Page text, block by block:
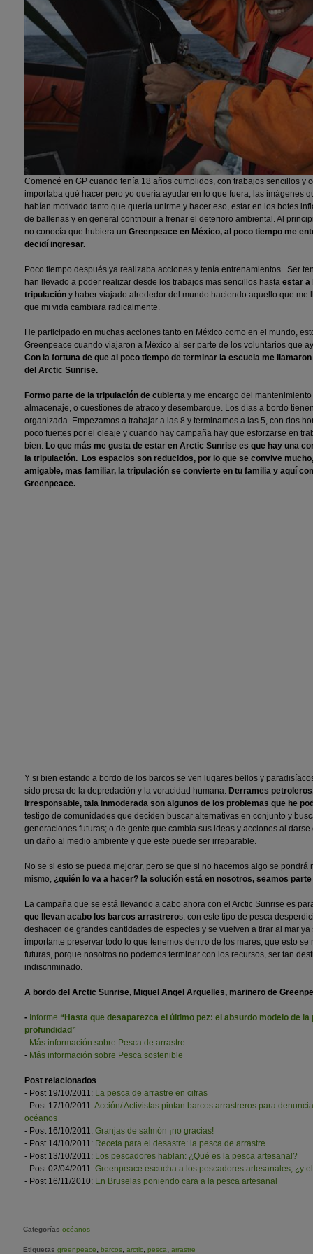
Comencé en GP cuando tenía 18 años cumplidos, con trabajos sencillos y
importaba qué hacer pero yo quería ayudar en lo que fuera, las imágenes
habían motivado tanto que quería unirme y hacer eso, estar en los botes
de ballenas y en general contribuir a frenar el deterioro ambiental. Al
no conocía que hubiera un Greenpeace en México, al poco tiempo me
decidí ingresar.
Poco tiempo después ya realizaba acciones y tenía entrenamientos. Ser
han llevado a poder realizar desde los trabajos mas sencillos hasta estar a
tripulación y haber viajado alrededor del mundo haciendo aquello que me
que mi vida cambiara radicalmente.
He participado en muchas acciones tanto en México como en el mundo,
Greenpeace cuando viajaron a México al ser parte de los voluntarios que
Con la fortuna de que al poco tiempo de terminar la escuela me
del Arctic Sunrise.
Formo parte de la tripulación de cubierta y me encargo del
almacenaje, o cuestiones de atraco y desembarque. Los días a bordo
organizada. Empezamos a trabajar a las 8 y terminamos a las 5, con dos
poco fuertes por el oleaje y cuando hay campaña hay que esforzarse en
bien. Lo que más me gusta de estar en Arctic Sunrise es que hay una
la tripulación. Los espacios son reducidos, por lo que se convive
amigable, mas familiar, la tripulación se convierte en tu familia y aquí
Greenpeace.
Y si bien estando a bordo de los barcos se ven lugares bellos y
sido presa de la depredación y la voracidad humana. Derrames
irresponsable, tala inmoderada son algunos de los problemas que he
testigo de comunidades que deciden buscar alternativas en conjunto y
generaciones futuras; o de gente que cambia sus ideas y acciones al
un daño al medio ambiente y que este puede ser irreparable.
No se si esto se pueda mejorar, pero se que si no hacemos algo se pondrá
mismo, ¿quién lo va a hacer? la solución está en nosotros, seamos
La campaña que se está llevando a cabo ahora con el Arctic Sunrise es
que llevan acabo los barcos arrastreros, con este tipo de pesca
deshacen de grandes cantidades de especies y se vuelven a tirar al mar
importante preservar todo lo que tenemos dentro de los mares, que esto
futuras, porque nosotros no podemos terminar con los recursos, ser tan
indiscriminado.
A bordo del Arctic Sunrise, Miguel Angel Argüelles, marinero de
- Informe “Hasta que desaparezca el último pez: el absurdo modelo de
profundidad”
- Más información sobre Pesca de arrastre
- Más información sobre Pesca sostenible
Post relacionados
- Post 19/10/2011: La pesca de arrastre en cifras
- Post 17/10/2011:Acción/ Activistas pintan barcos arrastreros para
océanos
- Post 16/10/2011: Granjas de salmón ¡no gracias!
- Post 14/10/2011: Receta para el desastre: la pesca de arrastre
- Post 13/10/2011: Los pescadores hablan: ¿Qué es la pesca artesanal?
- Post 02/04/2011: Greenpeace escucha a los pescadores artesanales, ¿y
- Post 16/11/2010: En Bruselas poniendo cara a la pesca artesanal
Categorías océanos
Etiquetas greenpeace, barcos, arctic, pesca, arrastre